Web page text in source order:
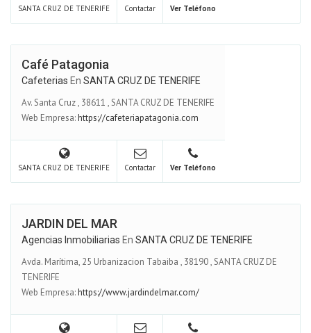
SANTA CRUZ DE TENERIFE Contactar Ver Teléfono
Café Patagonia
Cafeterias En SANTA CRUZ DE TENERIFE
Av. Santa Cruz, 38611 ,SANTA CRUZ DE TENERIFE
Web Empresa:https://cafeteriapatagonia.com
SANTA CRUZ DE TENERIFE Contactar Ver Teléfono
JARDIN DEL MAR
Agencias Inmobiliarias En SANTA CRUZ DE TENERIFE
Avda. Marítima, 25 Urbanizacion Tabaiba , 38190,SANTA CRUZ DE
TENERIFE
Web Empresa:https://www.jardindelmar.com/